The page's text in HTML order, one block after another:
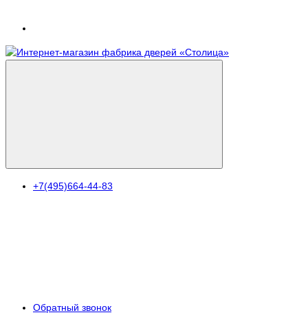
+7(495)664-44-83
Обратный звонок